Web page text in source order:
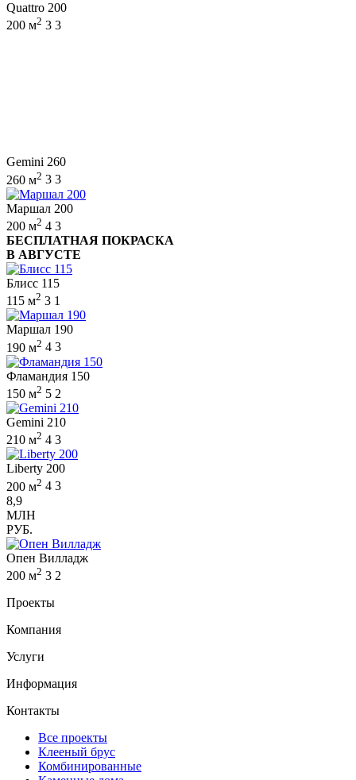
Quattro 200
200 м2 3 3
Gemini 260
260 м2 3 3
Маршал 200
200 м2 4 3
БЕСПЛАТНАЯ ПОКРАСКА
В АВГУСТЕ
Блисс 115
115 м2 3 1
Маршал 190
190 м2 4 3
Фламандия 150
150 м2 5 2
Gemini 210
210 м2 4 3
Liberty 200
200 м2 4 3
8,9
МЛН
РУБ.
Опен Вилладж
200 м2 3 2
Проекты
Компания
Услуги
Информация
Контакты
Все проекты
Клееный брус
Комбинированные